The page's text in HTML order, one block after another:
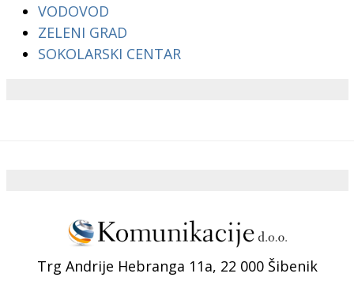
VODOVOD
ZELENI GRAD
SOKOLARSKI CENTAR
Trg Andrije Hebranga 11a, 22 000 Šibenik